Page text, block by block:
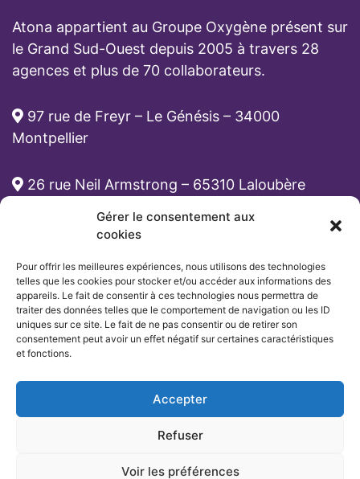
Gérer le consentement aux
cookies
Pour offrir les meilleures expériences, nous utilisons des technologies
telles que les cookies pour stocker et/ou accéder aux informations des
appareils. Le fait de consentir à ces technologies nous permettra de
traiter des données telles que le comportement de navigation ou les ID
uniques sur ce site. Le fait de ne pas consentir ou de retirer son
consentement peut avoir un effet négatif sur certaines caractéristiques
et fonctions.
Accepter
Refuser
Voir les préférences
Atona appartient au Groupe Oxygène présent sur
le Grand Sud-Ouest depuis 2005 à travers 28
agences et plus de 70 collaborateurs.
97 rue de Freyr – Le Génésis – 34000
Montpellier
26 rue Neil Armstrong – 65310 Laloubère
cabinet-rh@atona.fr
05 33 89 39 62